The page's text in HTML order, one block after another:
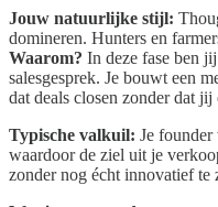
Jouw natuurlijke stijl:
domineren. Hunters en
Waarom? In deze fase ben
salesgesprek. Je bouwt een
dat deals closen zonder dat
Typische valkuil: Je
waardoor de ziel uit je
zonder nog écht innovatief te